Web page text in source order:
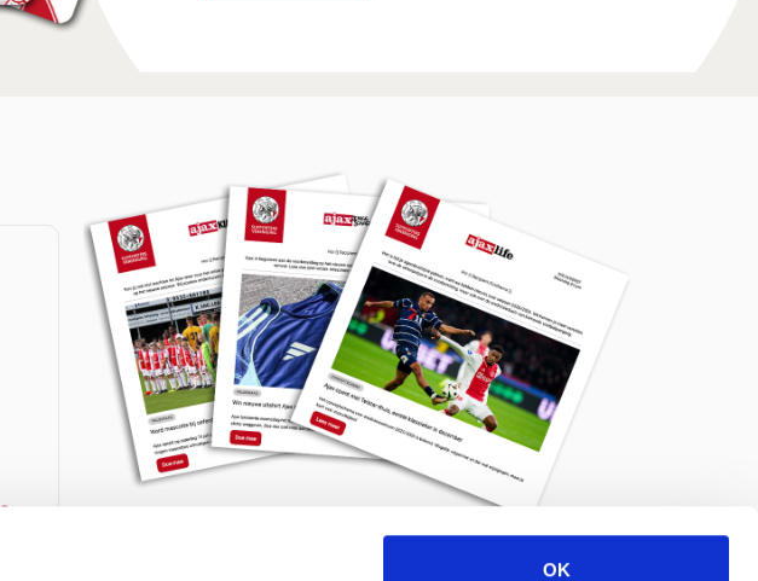
OK
Meld je aan voor de nieuwsbrief